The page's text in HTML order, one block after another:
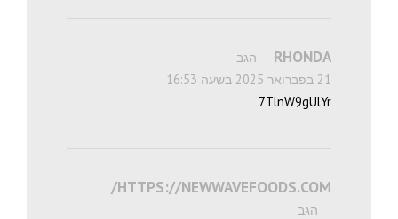
RHONDA
הגב
21 בפברואר 2025 בשעה 16:53
7TlnW9gUlYr
HTTPS://NEWWAVEFOODS.COM/
הגב